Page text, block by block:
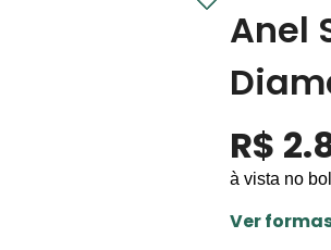
Anel
R$ 2.
à vista no
Ver